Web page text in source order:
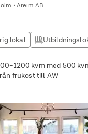
• Areim AB
lokal
kvm med 500
frukost till AW